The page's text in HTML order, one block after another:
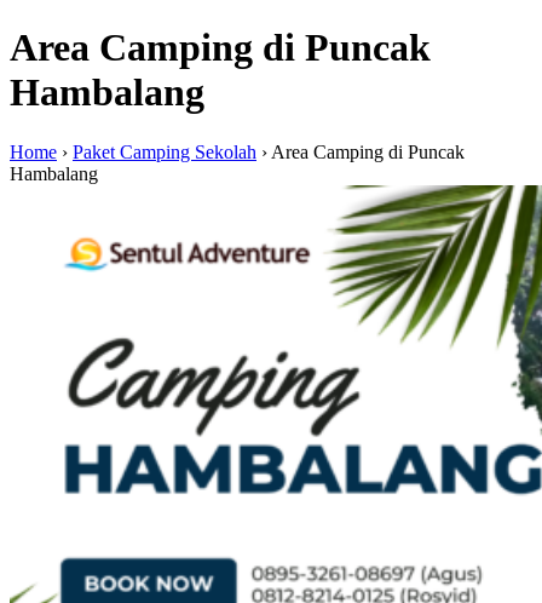
Area Camping di Puncak
Hambalang
Home › Paket Camping Sekolah › Area Camping di Puncak
Hambalang